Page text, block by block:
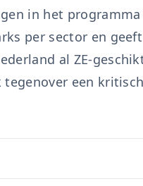
in het
per sector en
al ZE-
tegenover een